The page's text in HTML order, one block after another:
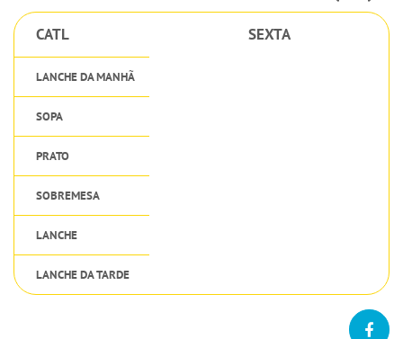
CATL SEXTA
LANCHE DA MANHÃ
SOPA
PRATO
SOBREMESA
LANCHE
LANCHE DA TARDE